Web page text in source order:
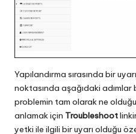
Yapılandırma sırasında bir
noktasında aşağıdaki adımlar
problemin tam olarak ne
anlamak için Troubleshoot
yetki ile ilgili bir uyarı olduğu